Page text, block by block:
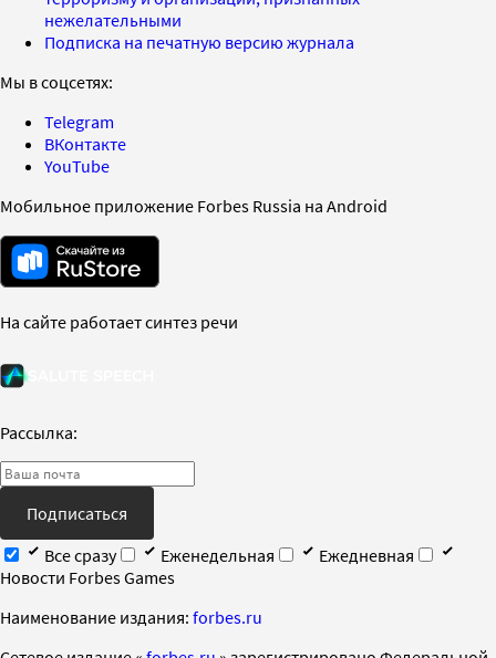
нежелательными
Подписка на печатную версию журнала
Мы в соцсетях:
Telegram
ВКонтакте
YouTube
Мобильное приложение Forbes Russia на Android
На сайте работает синтез речи
Рассылка:
Подписаться
Все сразу
Еженедельная
Ежедневная
Новости Forbes Games
Наименование издания: forbes.ru